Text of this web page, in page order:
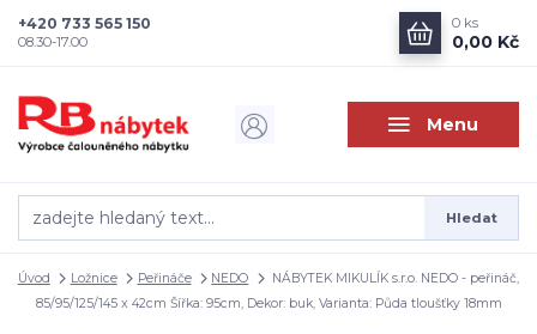
Menu
Hledat
+420 733 565 150
08.30-17.00
0 ks
0,00 Kč
Úvod Ložnice Peřináče NEDO
NÁBYTEK MIKULÍK s.r.o. NEDO - peřináč,
85/95/125/145 x 42cm Šířka: 95cm, Dekor: buk, Varianta: Půda tloušťky 18mm